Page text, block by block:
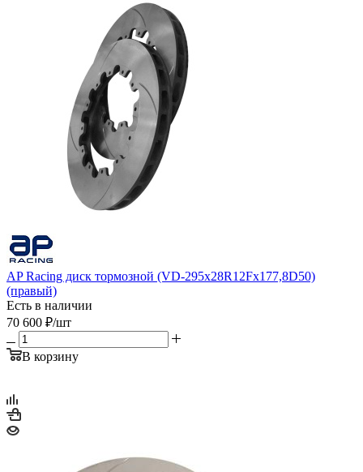
AP Racing диск тормозной (VD-295x28R12Fx177,8D50)
(правый)
Есть в наличии
70 600 ₽/шт
В корзину